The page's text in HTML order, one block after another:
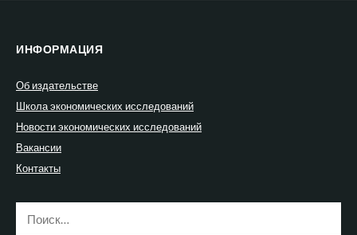
ИНФОРМАЦИЯ
Об издательстве
Школа экономических исследований
Новости экономических исследований
Вакансии
Контакты